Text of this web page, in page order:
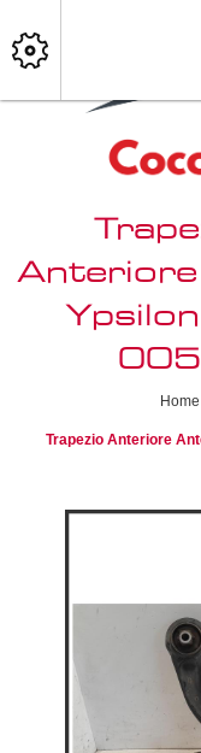
Home
Trapezio Anteriore